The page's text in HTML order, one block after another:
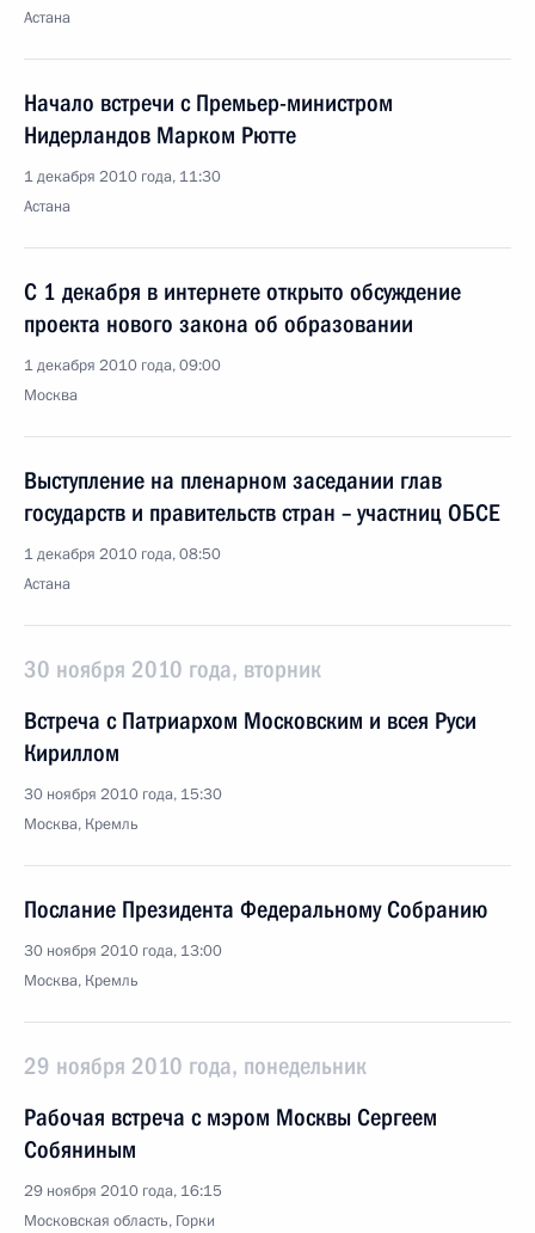
Астана
Начало встречи с Премьер-министром
Нидерландов Марком Рютте
1 декабря 2010 года, 11:30
Астана
С 1 декабря в интернете открыто обсуждение
проекта нового закона об образовании
1 декабря 2010 года, 09:00
Москва
Выступление на пленарном заседании глав
государств и правительств стран – участниц ОБСЕ
1 декабря 2010 года, 08:50
Астана
30 ноября 2010 года, вторник
Встреча с Патриархом Московским и всея Руси
Кириллом
30 ноября 2010 года, 15:30
Москва, Кремль
Послание Президента Федеральному Собранию
30 ноября 2010 года, 13:00
Москва, Кремль
29 ноября 2010 года, понедельник
Рабочая встреча с мэром Москвы Сергеем
Собяниным
29 ноября 2010 года, 16:15
Московская область, Горки